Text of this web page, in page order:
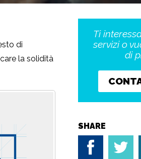
di
la solidità
Ti
servizi o
di
SHARE